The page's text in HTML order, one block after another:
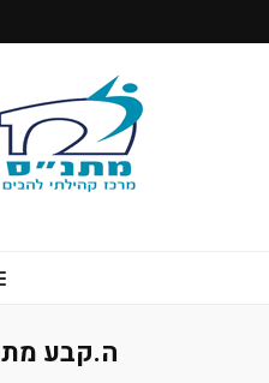
ה.קבע